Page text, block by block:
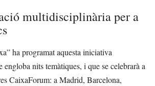
multidisciplinària per a
ha programat aquesta iniciativa
nits temàtiques, i que se celebrarà a
CaixaForum: a Madrid, Barcelona,